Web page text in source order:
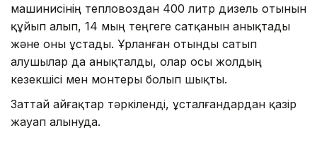
машинисінің тепловоздан 400 литр дизель отынын
құйып алып, 14 мың теңгеге сатқанын анықтады
және оны ұстады. Ұрланған отынды сатып
алушылар да анықталды, олар осы жолдың
кезекшісі мен монтеры болып шықты.
Заттай айғақтар тәркіленді, ұсталғандардан қазір
жауап алынуда.